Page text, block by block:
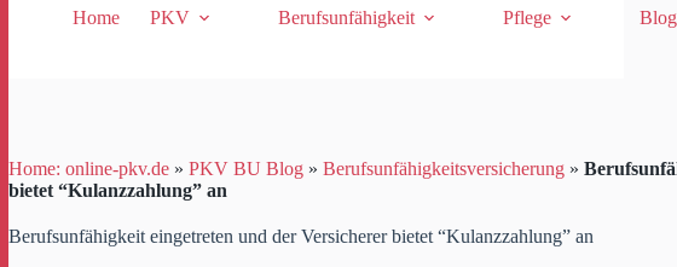
Home PKV Berufsunfähigkeit Pflege Blog
Home: online-pkv.de » PKV BU Blog » Berufsunfähigkeitsversicherung »
bietet “Kulanzzahlung” an
Berufsunfähigkeit eingetreten und der Versicherer bietet “Kulanzzahlung” an